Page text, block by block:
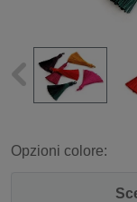
Opzioni colore: